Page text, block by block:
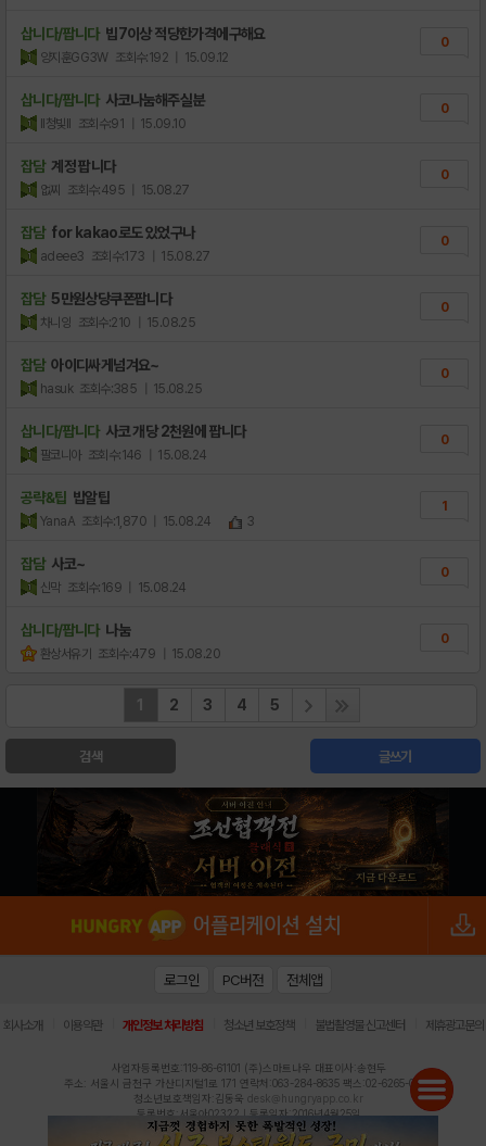
삽니다/팝니다 빕7이상 적당한가격에구해요
양지훈GG3W 조회수:192 | 15.09.12
0
삽니다/팝니다 사코나눔해주실분
II청빛II 조회수:91 | 15.09.10
0
잡담 계정 팝니다
없찌 조회수:495 | 15.08.27
0
잡담 for kakao로도 있었구나
adeee3 조회수:173 | 15.08.27
0
잡담 5만원상당쿠폰팝니다
차니잉 조회수:210 | 15.08.25
0
잡담 아이디싸게넘겨요~
hasuk 조회수:385 | 15.08.25
0
삽니다/팝니다 사코 개당 2천원에 팝니다
팔코니아 조회수:146 | 15.08.24
0
공략&팁 밥알팁
YanaA 조회수:1,870 | 15.08.24 3
1
잡담 사코~
신막 조회수:169 | 15.08.24
0
삽니다/팝니다 나눔
환상서유기 조회수:479 | 15.08.20
0
1 2 3 4 5
검색 글쓰기
로그인 PC버전 전체앱
회사소개 이용약관 개인정보 처리방침 청소년 보호정책 불법촬영물 신고센터 제휴광고문의
사업자등록번호:119-86-61101 (주)스마트나우 대표이사:송현두
주소: 서울시 금천구 가산디지털1로 171 연락처:063-284-8635 팩스:02-6265-0377
청소년보호책임자:김동욱 desk@hungryapp.co.kr
등록번호:서울아02322 | 등록일자:2016년4월25일
발행인:(주)스마트나우 송현두 | 편집인:김동욱